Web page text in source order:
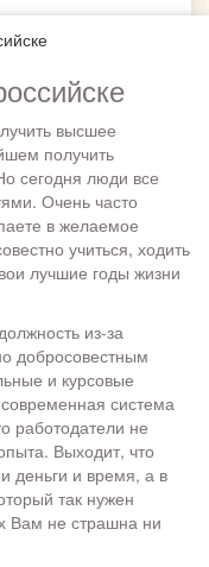
высшее
получить
сегодня люди все
Очень часто
в желаемое
учиться, ходить
лучшие годы жизни
из-за
добросовестным
и курсовые
система
работодатели не
Выходит, что
деньги и время, а в
так нужен
Вам не страшна ни